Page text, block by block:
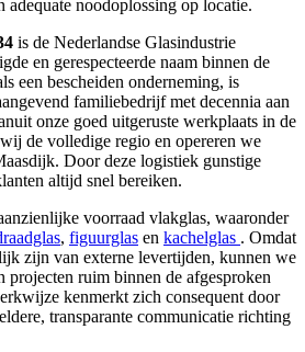
adequate noodoplossing op locatie.
is de Nederlandse Glasindustrie
en gerespecteerde naam binnen de
een bescheiden onderneming, is
familiebedrijf met decennia aan
onze goed uitgeruste werkplaats in de
de volledige regio en opereren we
Door deze logistiek gunstige
altijd snel bereiken.
voorraad vlakglas, waaronder
, figuurglas en kachelglas . Omdat
zijn van externe levertijden, kunnen we
projecten ruim binnen de afgesproken
kenmerkt zich consequent door
transparante communicatie richting